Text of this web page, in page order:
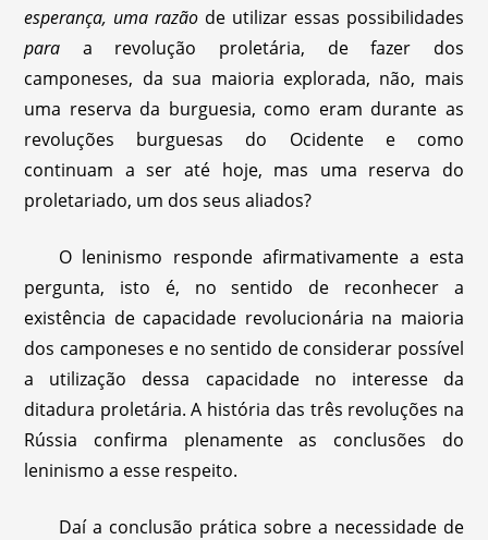
esperança, uma razão de utilizar essas possibilidades
para a revolução proletária, de fazer dos
camponeses, da sua maioria explorada, não, mais
uma reserva da burguesia, como eram durante as
revoluções burguesas do Ocidente e como
continuam a ser até hoje, mas uma reserva do
proletariado, um dos seus aliados?
O leninismo responde afirmativamente a esta
pergunta, isto é, no sentido de reconhecer a
existência de capacidade revolucionária na maioria
dos camponeses e no sentido de considerar possível
a utilização dessa capacidade no interesse da
ditadura proletária. A história das três revoluções na
Rússia confirma plenamente as conclusões do
leninismo a esse respeito.
Daí a conclusão prática sobre a necessidade de